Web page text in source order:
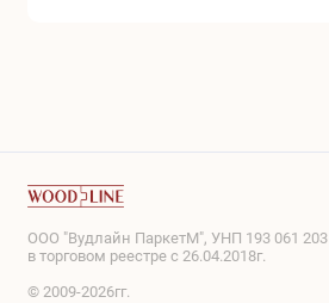
ООО "Вудлайн ПаркетМ", УНП 193 061 203
в торговом реестре с 26.04.2018г.
© 2009-2026гг.